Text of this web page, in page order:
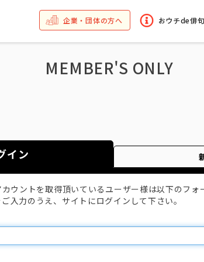
企業・団体の方へ おウチde俳
MEMBER'S ONLY
イン
ウントを取得頂いているユーザー様は以下のフォ
入力のうえ、サイトにログインして下さい。